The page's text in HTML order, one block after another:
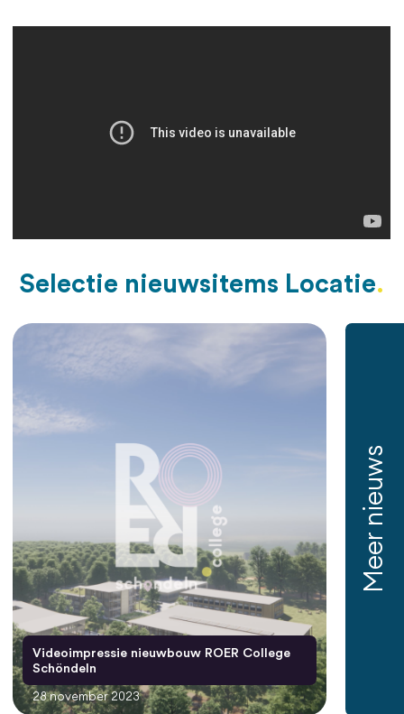
Selectie nieuwsitems Locatie
Videoimpressie nieuwbouw ROER College
Schöndeln
28 november 2023
Meer nieuws